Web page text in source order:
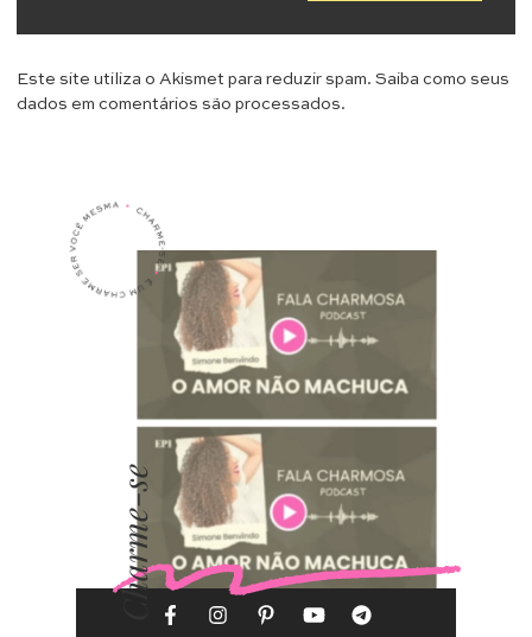
Este site utiliza o Akismet para reduzir spam. Saiba como seus
dados em comentários são processados.
Charme-se